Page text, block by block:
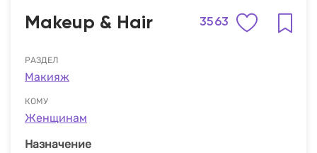
Makeup & Hair 3563
РАЗДЕЛ
Макияж
КОМУ
Женщинам
Назначение